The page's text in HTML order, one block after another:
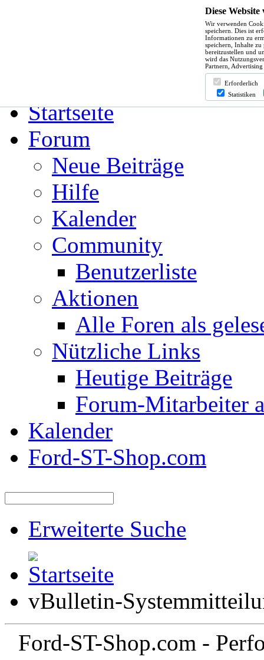
Startseite
Forum
Neue Beiträge
Hilfe
Kalender
Community
Benutzerliste
Aktionen
Alle Foren als
Nützliche Links
Heutige Beiträge
Forum-Mitarbeiter
Kalender
Ford-ST-Shop.com
Erweiterte Suche
vBulletin-
Ford-ST-Shop.com -
Diese
Wir verwenden
speichern. Dies ist
Informationen zu
speichern, Inhalte
bereitzustellen und
wird das
Partnern,
Erforderlich
Statistiken